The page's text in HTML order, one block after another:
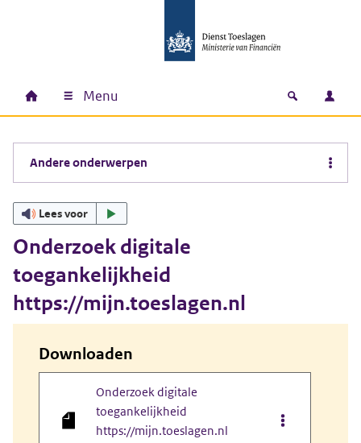
Hoofdnavigatie
Home Menu Open
Andere onderwerpen
Lees voor
Onderzoek digitale
toegankelijkheid
https://mijn.toeslagen.nl
Downloaden
Onderzoek digitale
toegankelijkheid
https://mijn.toeslagen.nl
Opties van